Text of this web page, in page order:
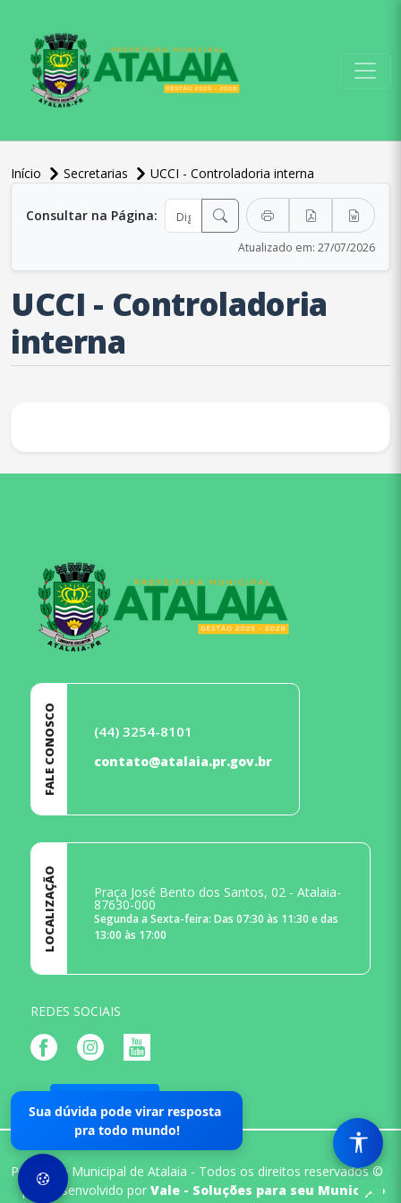
Sua dúvida pode virar resposta
pra todo mundo!
Início Secretarias
UCCI - Controladoria interna
Consultar na Página:
Atualizado em: 27/07/2026
UCCI - Controladoria
interna
FALE CONOSCO (44) 3254-8101
contato@atalaia.pr.gov.br
LOCALIZAÇÃO Praça José Bento dos Santos, 02 - Atalaia-
87630-000
Segunda a Sexta-feira: Das 07:30 às 11:30 e das
13:00 às 17:00
REDES SOCIAIS
Prefeitura Municipal de Atalaia - Todos os direitos reservados ©
|Desenvolvido por Vale - Soluções para seu Municipio